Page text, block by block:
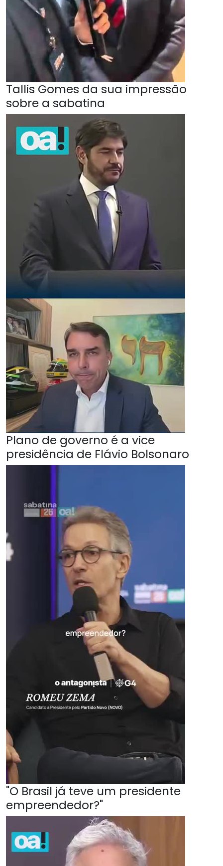
Tallis Gomes da sua impressão
sobre a sabatina
Plano de governo é a vice
presidência de Flávio Bolsonaro
"O Brasil já teve um presidente
empreendedor?"